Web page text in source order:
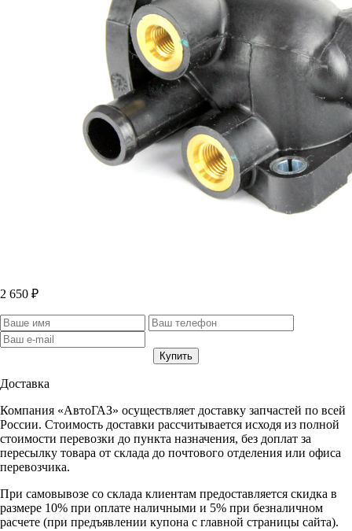
2 650 ₽
Доставка
Компания «АвтоГАЗ» осуществляет доставку запчастей по всей
России. Стоимость доставки рассчитывается исходя из полной
стоимости перевозки до пункта назначения, без доплат за
пересылку товара от склада до почтового отделения или офиса
перевозчика.
При самовывозе со склада клиентам предоставляется скидка в
размере 10% при оплате наличными и 5% при безналичном
расчете (при предъявлении купона с главной страницы сайта).